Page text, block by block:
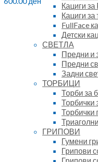
Кациги за
Кациги за
FullFace
Детски
СВЕТЛА
Предни и
Предни
Задни
ТОРБИЦИ
Торби за
Торбички
Торбички
ГРИПОВИ
Гумени
Грипови
Грипови